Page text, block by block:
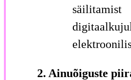
säilitamist
2. Ainuõiguste